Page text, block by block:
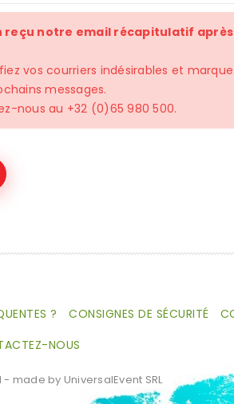
reçu notre email récapitulatif
vos courriers indésirables et
messages.
nous au +32 (0)65 980 500.
? CONSIGNES DE SÉCURITÉ
NOUS
made by UniversalEvent SRL